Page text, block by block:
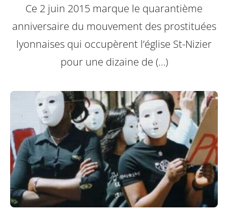
Ce 2 juin 2015 marque le quarantième
anniversaire du mouvement des prostituées
lyonnaises qui occupèrent l’église St-Nizier
pour une dizaine de (…)